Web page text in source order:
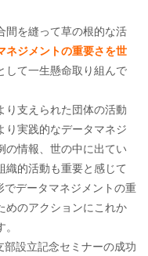
間を縫って草の根的な活
ネジメントの重要さを世
して一生懸命取り組んで
り支えられた団体の活動
り実践的なデータマネジ
の情報、世の中に出てい
織的活動も重要と感じて
でデータマネジメントの重
めのアクションにこれか
設立記念セミナーの成功